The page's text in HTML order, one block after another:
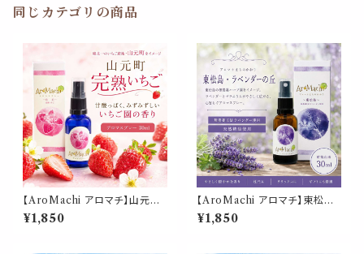
同じカテゴリの商品
【AroMachi アロマチ】山元町
完熟いちご アロマスプレー 30
ml 箱付｜東北一のいちご産地
¥1,850
【AroMachi アロマチ】東松島
ハーブ園 アロマスプレー 30ml
箱付｜ラベンダー ゼラニウム 香
¥1,850